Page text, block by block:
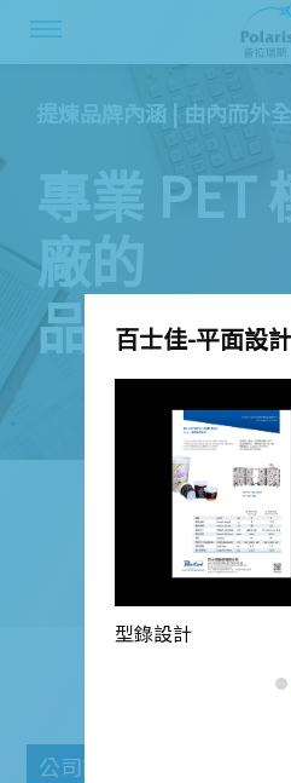
提煉品牌內涵 | 由內而外
專業 PET
廠的
品牌行銷工
百
公司簡介
百士佳-平面設計
型錄設計